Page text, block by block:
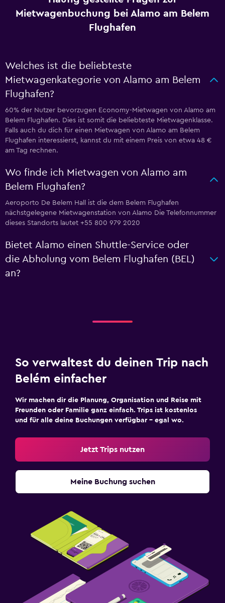
Mietwagenbuchung bei Alamo am Belem
Flughafen
Welches ist die beliebteste
Mietwagenkategorie von Alamo am Belem
Flughafen?
60% der Nutzer bevorzugen Economy-Mietwagen von Alamo am
Belem Flughafen. Dies ist somit die beliebteste Mietwagenklasse.
Falls auch du dich für einen Mietwagen von Alamo am Belem
Flughafen interessierst, kannst du mit einem Preis von etwa 48 €
am Tag rechnen.
Wo finde ich Mietwagen von Alamo am
Belem Flughafen?
Aeroporto De Belem Hall ist die dem Belem Flughafen
nächstgelegene Mietwagenstation von Alamo Die Telefonnummer
dieses Standorts lautet +55 800 979 2020
Bietet Alamo einen Shuttle-Service oder
die Abholung vom Belem Flughafen (BEL)
an?
So verwaltest du deinen Trip nach
Belém einfacher
Wir machen dir die Planung, Organisation und Reise mit
Freunden oder Familie ganz einfach. Trips ist kostenlos
und für alle deine Buchungen verfügbar – egal wo.
Jetzt Trips nutzen
Meine Buchung suchen